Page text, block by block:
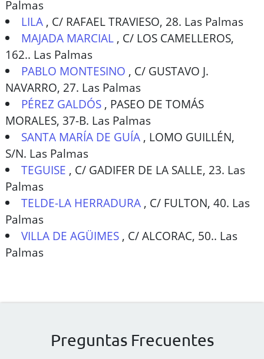
Palmas
LILA , C/ RAFAEL TRAVIESO, 28. Las Palmas
MAJADA MARCIAL , C/ LOS CAMELLEROS,
162.. Las Palmas
PABLO MONTESINO , C/ GUSTAVO J.
NAVARRO, 27. Las Palmas
PÉREZ GALDÓS , PASEO DE TOMÁS
MORALES, 37-B. Las Palmas
SANTA MARÍA DE GUÍA , LOMO GUILLÉN,
S/N. Las Palmas
TEGUISE , C/ GADIFER DE LA SALLE, 23. Las
Palmas
TELDE-LA HERRADURA , C/ FULTON, 40. Las
Palmas
VILLA DE AGÜIMES , C/ ALCORAC, 50.. Las
Palmas
Preguntas Frecuentes